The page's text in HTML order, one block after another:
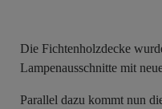
Die Fichtenholzdecke
Lampenausschnitte mit
Parallel dazu kommt nun